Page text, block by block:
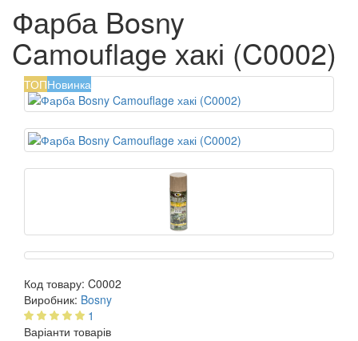
Фарба Bosny
Camouflage хакі (C0002)
ТОПНовинка
Код товару: C0002
Виробник: Bosny
1
Варіанти товарів